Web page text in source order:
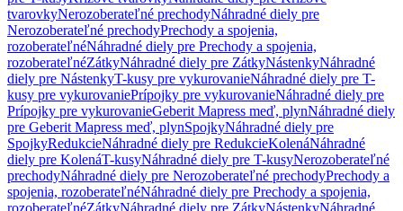
tvarovkyNerozoberateľné prechodyNáhradné diely pre
Nerozoberateľné prechodyPrechody a spojenia,
rozoberateľnéNáhradné diely pre Prechody a spojenia,
rozoberateľnéZátkyNáhradné diely pre ZátkyNástenkyNáhradné
diely pre NástenkyT-kusy pre vykurovanieNáhradné diely pre T-
kusy pre vykurovaniePrípojky pre vykurovanieNáhradné diely pre
Prípojky pre vykurovanieGeberit Mapress meď, plynNáhradné diely
pre Geberit Mapress meď, plynSpojkyNáhradné diely pre
SpojkyRedukcieNáhradné diely pre RedukcieKolenáNáhradné
diely pre KolenáT-kusyNáhradné diely pre T-kusyNerozoberateľné
prechodyNáhradné diely pre Nerozoberateľné prechodyPrechody a
spojenia, rozoberateľnéNáhradné diely pre Prechody a spojenia,
rozoberateľnéZátkyNáhradné diely pre ZátkyNástenkyNáhradné